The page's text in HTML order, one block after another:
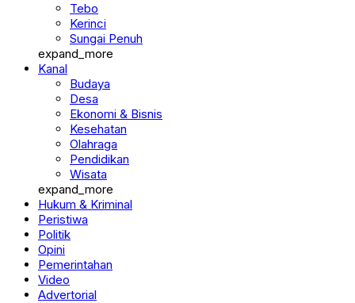
Tebo
Kerinci
Sungai Penuh
expand_more
Kanal
Budaya
Desa
Ekonomi & Bisnis
Kesehatan
Olahraga
Pendidikan
Wisata
expand_more
Hukum & Kriminal
Peristiwa
Politik
Opini
Pemerintahan
Video
Advertorial